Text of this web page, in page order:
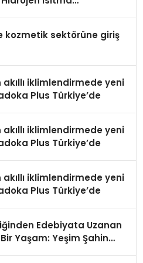
kozmetik sektörüne giriş
akıllı iklimlendirmede yeni
Plus Türkiye’de
akıllı iklimlendirmede yeni
Plus Türkiye’de
akıllı iklimlendirmede yeni
Plus Türkiye’de
Edebiyata Uzanan
Yaşam: Yeşim Şahin